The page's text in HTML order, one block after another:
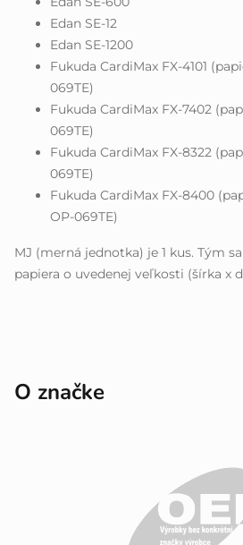
Edan SE-12
Edan SE-1200
Fukuda CardiMax FX-4101
069TE)
Fukuda CardiMax FX-7402
069TE)
Fukuda CardiMax FX-8322
069TE)
Fukuda CardiMax FX-8400
OP-069TE)
MJ (merná jednotka) je 1 kus. Tým
papiera o uvedenej veľkosti (šírka x
O značke